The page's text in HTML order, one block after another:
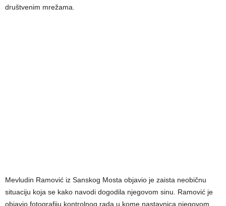
društvenim mrežama.
Mevludin Ramović iz Sanskog Mosta objavio je zaista neobičnu
situaciju koja se kako navodi dogodila njegovom sinu. Ramović je
objavio fotografiju kontrolnog rada u kome nastavnica njegovom